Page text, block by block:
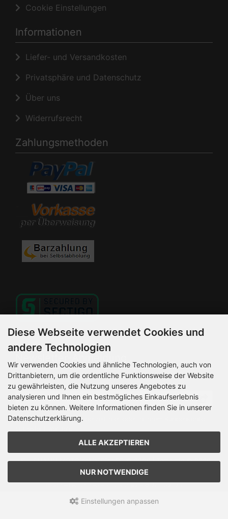
Cookie Einstellungen
Informationen
Liefer- und Versandkosten
Privatsphäre und Datenschutz
Über uns
Widerrufsrecht
Zahlungsmethoden
Newsletter-Anmeldung
E-Mail-Adresse:
Der Newsletter kann jederzeit hier oder in Ihrem Kundenkonto
HELLEMANN MOTORRADSERVICE © 2026 | Template © 2026
by Karl
Diese Webseite verwendet Cookies und
andere Technologien
Wir verwenden Cookies und ähnliche Technologien, auch von
Drittanbietern, um die ordentliche Funktionsweise der Website
zu gewährleisten, die Nutzung unseres Angebotes zu
analysieren und Ihnen ein bestmögliches Einkaufserlebnis
bieten zu können. Weitere Informationen finden Sie in unserer
Datenschutzerklärung.
ALLE AKZEPTIEREN
NUR NOTWENDIGE
Einstellungen anpassen